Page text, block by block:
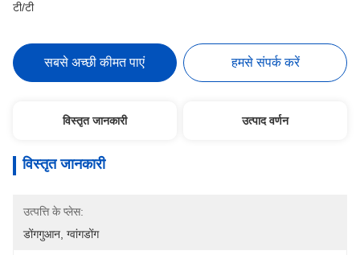
टी/टी
सबसे अच्छी कीमत पाएं हमसे संपर्क करें
विस्तृत जानकारी उत्पाद वर्णन
विस्तृत जानकारी
उत्पत्ति के प्लेस:
डोंगगुआन, ग्वांगडोंग